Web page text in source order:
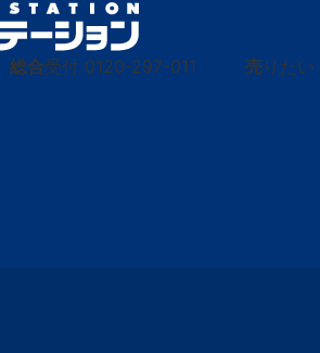
総合受付 0120-297-011 売りたい